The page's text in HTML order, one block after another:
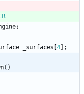
;
_surfaces 4
;